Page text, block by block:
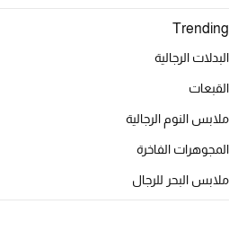
ركن الفخامة
جميع الأحذية النسائية
Trending
البدلات الرجالية
القبعات
ملابس النوم الرجالية
المجوهرات الفاخرة
ملابس البحر للرجال